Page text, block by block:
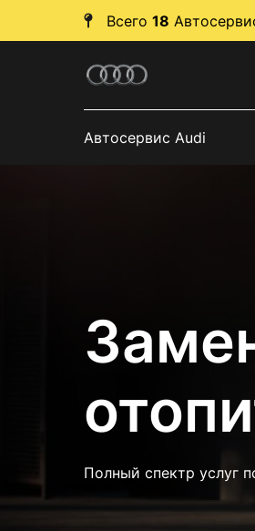
Всего 18
Автосервис Audi
Полный спектр услуг